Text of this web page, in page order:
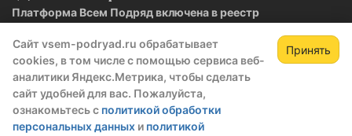
Сайт vsem-podryad.ru обрабатывает
cookies, в том числе с помощью сервиса веб-
аналитики Яндекс.Метрика, чтобы сделать
сайт удобней для вас. Пожалуйста,
ознакомьтесь с политикой обработки
персональных данных и политикой
Принять
Зарегистрируйтесь,
чтобы открыть сведения о закупке
скрытые данные станут доступны после
регистрации или входа в профиль
Платформа Всем Подряд включена в реестр
Реестровая запись №32021 от 06.02.2026
Политика конфиденциальности